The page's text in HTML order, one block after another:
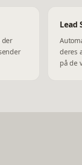
der
Lead
deres
på de